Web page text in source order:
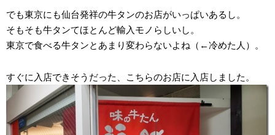
でも東京にも仙台発祥の牛タンのお店がいっぱいあるし。
そもそも牛タンてほとんど輸入モノらしいし。
東京で食べる牛タンとあまり変わらないよね（←冷めた人）。
すぐに入店できそうだった、こちらのお店に入店しました。